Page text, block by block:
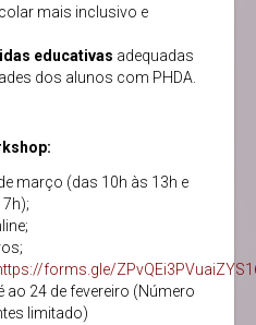
mais inclusivo e
educativas adequadas
dos alunos com PHDA.
março (das 10h às 13h e
forms.gle/
ao 24 de fevereiro (Número
limitado)